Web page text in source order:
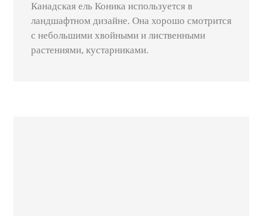
Канадская ель Коника используется в
ландшафтном дизайне. Она хорошо смотрится
с небольшими хвойными и лиственными
растениями, кустарниками.